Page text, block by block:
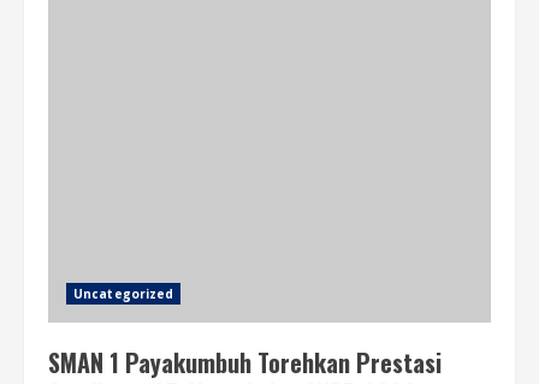
Uncategorized
SMAN 1 Payakumbuh Torehkan Prestasi